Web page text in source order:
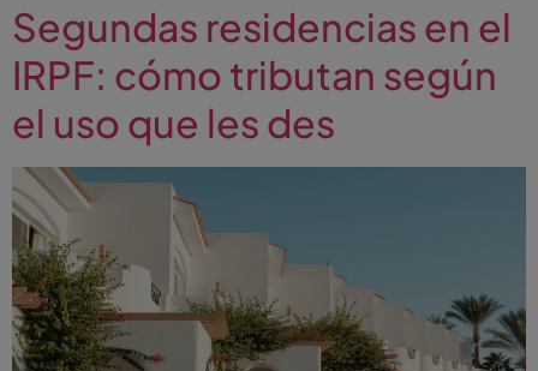
Segundas residencias en el
IRPF: cómo tributan según
el uso que les des